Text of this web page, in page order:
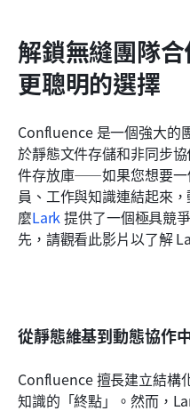
解鎖無縫團隊
更聰明的選擇
Confluence 是一個強大的
於靜態文件存儲和非同步
件存放庫——如果您想要一
員、工作與知識連結起來
麼Lark 提供了一個極具競
先，請觀看此影片以了解
從靜態維基到動態協作
Confluence 擅長建立結構
知識的「終點」。然而，